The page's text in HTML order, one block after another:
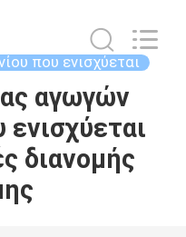
που ενισχύεται
αγωγών
ενισχύεται
διανομής